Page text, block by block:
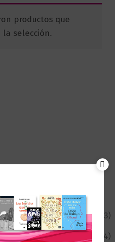
(53)
(4)
productos que
la selección.